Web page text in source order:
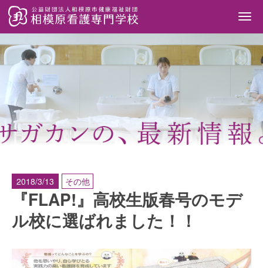
2018/3/13 その他
『FLAP!』高校生版春号のモデ
ル校に選ばれました！！